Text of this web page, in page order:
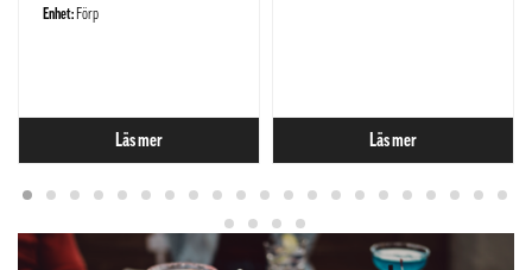
Enhet: Förp
Läs mer Läs mer